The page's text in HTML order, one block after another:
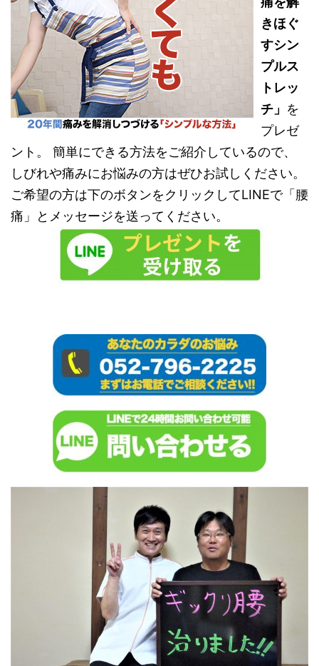
きほぐ
すシン
プルス
トレッ
チ」 を
プレゼ
ント。 簡単にできる方法をご紹介しているので、
しびれや痛みにお悩みの方はぜひお試しください。
ご希望の方は下のボタンをクリックしてLINEで「腰
痛」とメッセージを送ってください。